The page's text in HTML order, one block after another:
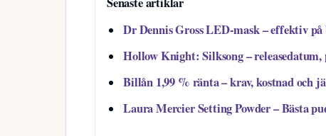
Dr Dennis Gross LED-mask – effektiv
Hollow Knight: Silksong –
Billån 1,99 % ränta – krav, kostnad och
Laura Mercier Setting Powder – Bästa